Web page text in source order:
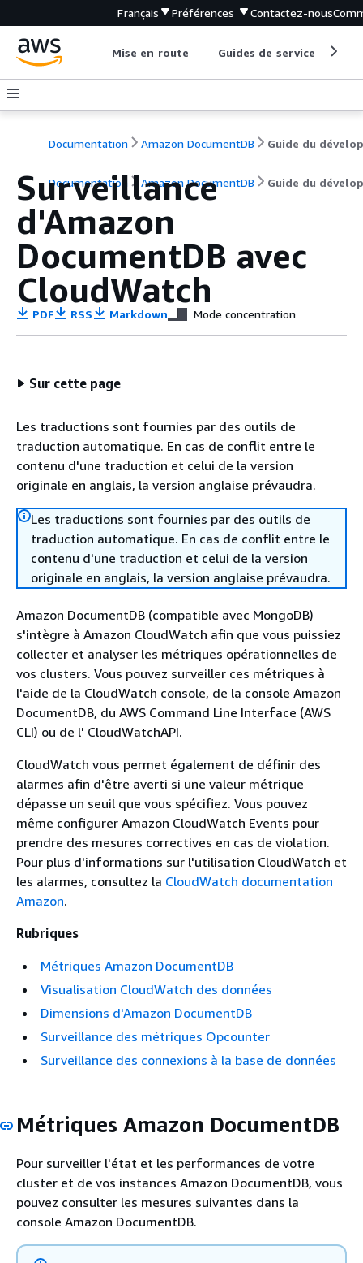
Français Préférences Contactez-nous
Mise en route Guides de service
Documentation Amazon DocumentDB
Documentation Amazon DocumentDB Guide du
Surveillance
d'Amazon
DocumentDB avec
CloudWatch
PDF RSS Markdown Mode concentration
Sur cette page
Les traductions sont fournies par des outils de
traduction automatique. En cas de conflit entre le
contenu d'une traduction et celui de la version
originale en anglais, la version anglaise prévaudra.
Les traductions sont fournies par des outils de
traduction automatique. En cas de conflit entre le
contenu d'une traduction et celui de la version
originale en anglais, la version anglaise prévaudra.
Amazon DocumentDB (compatible avec MongoDB)
s'intègre à Amazon CloudWatch afin que vous puissiez
collecter et analyser les métriques opérationnelles de
vos clusters. Vous pouvez surveiller ces métriques à
l'aide de la CloudWatch console, de la console Amazon
DocumentDB, du AWS Command Line Interface (AWS
CLI) ou de l' CloudWatchAPI.
CloudWatch vous permet également de définir des
alarmes afin d'être averti si une valeur métrique
dépasse un seuil que vous spécifiez. Vous pouvez
même configurer Amazon CloudWatch Events pour
prendre des mesures correctives en cas de violation.
Pour plus d'informations sur l'utilisation CloudWatch et
les alarmes, consultez la CloudWatch documentation
Amazon.
Rubriques
Métriques Amazon DocumentDB
Visualisation CloudWatch des données
Dimensions d'Amazon DocumentDB
Surveillance des métriques Opcounter
Surveillance des connexions à la base de données
Métriques Amazon DocumentDB
Pour surveiller l'état et les performances de votre
cluster et de vos instances Amazon DocumentDB, vous
pouvez consulter les mesures suivantes dans la
console Amazon DocumentDB.